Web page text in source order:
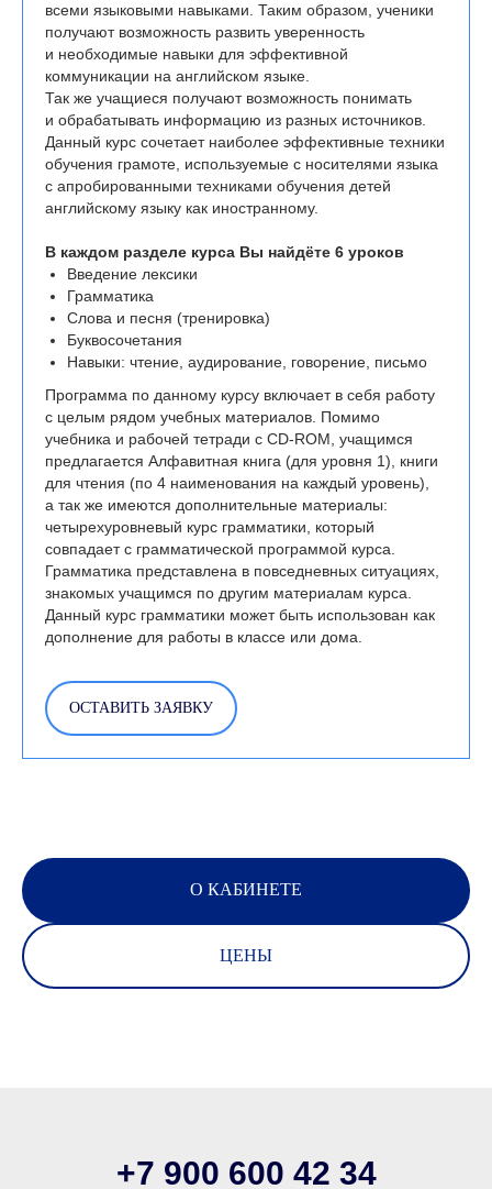
всеми языковыми навыками. Таким образом, ученики
получают возможность развить уверенность
и необходимые навыки для эффективной
коммуникации на английском языке.
Так же учащиеся получают возможность понимать
и обрабатывать информацию из разных источников.
Данный курс сочетает наиболее эффективные техники
обучения грамоте, используемые с носителями языка
с апробированными техниками обучения детей
английскому языку как иностранному.
В каждом разделе курса Вы найдёте 6 уроков
Введение лексики
Грамматика
Слова и песня (тренировка)
Буквосочетания
Навыки: чтение, аудирование, говорение, письмо
Программа по данному курсу включает в себя работу
с целым рядом учебных материалов. Помимо
учебника и рабочей тетради с CD-ROM, учащимся
предлагается Алфавитная книга (для уровня 1), книги
для чтения (по 4 наименования на каждый уровень),
а так же имеются дополнительные материалы:
четырехуровневый курс грамматики, который
совпадает с грамматической программой курса.
Грамматика представлена в повседневных ситуациях,
знакомых учащимся по другим материалам курса.
Данный курс грамматики может быть использован как
дополнение для работы в классе или дома.
ОСТАВИТЬ ЗАЯВКУ
О КАБИНЕТЕ
ЦЕНЫ
+7 900 600 42 34